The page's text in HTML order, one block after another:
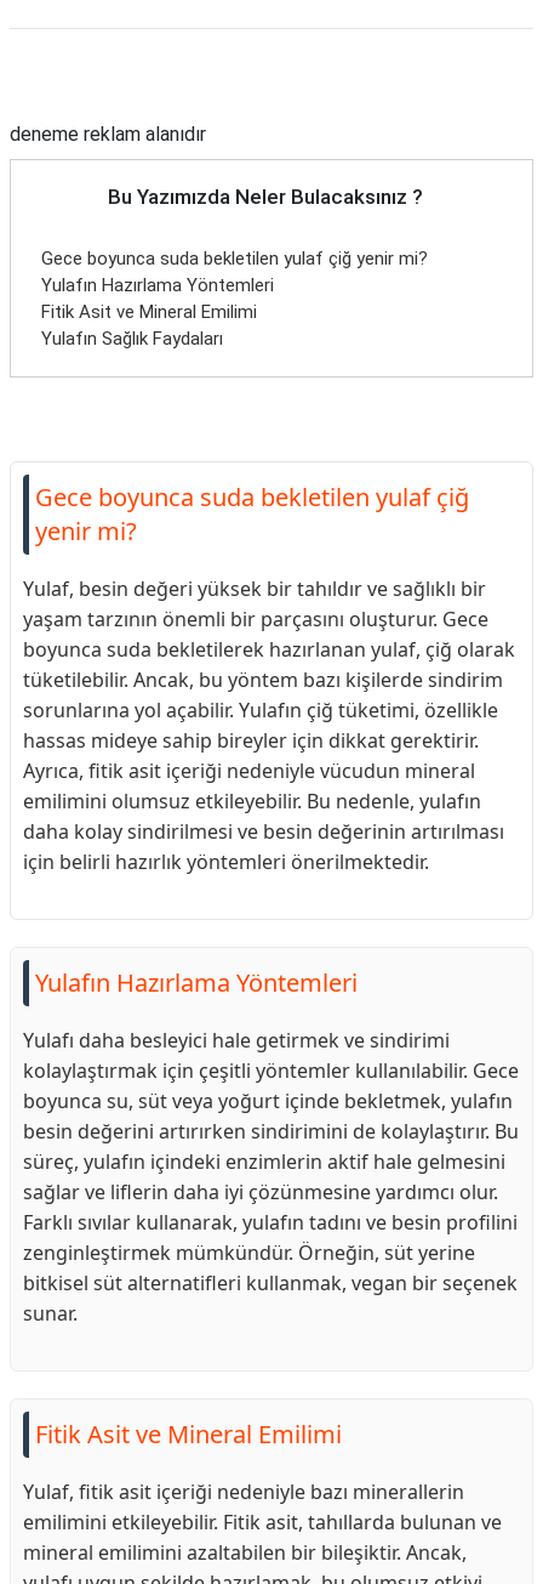
deneme reklam alanıdır
Bu Yazımızda Neler Bulacaksınız ?
Gece boyunca suda bekletilen yulaf çiğ yenir mi?
Yulafın Hazırlama Yöntemleri
Fitik Asit ve Mineral Emilimi
Yulafın Sağlık Faydaları
Gece boyunca suda bekletilen yulaf çiğ
yenir mi?
Yulaf, besin değeri yüksek bir tahıldır ve sağlıklı bir
yaşam tarzının önemli bir parçasını oluşturur. Gece
boyunca suda bekletilerek hazırlanan yulaf, çiğ olarak
tüketilebilir. Ancak, bu yöntem bazı kişilerde sindirim
sorunlarına yol açabilir. Yulafın çiğ tüketimi, özellikle
hassas mideye sahip bireyler için dikkat gerektirir.
Ayrıca, fitik asit içeriği nedeniyle vücudun mineral
emilimini olumsuz etkileyebilir. Bu nedenle, yulafın
daha kolay sindirilmesi ve besin değerinin artırılması
için belirli hazırlık yöntemleri önerilmektedir.
Yulafın Hazırlama Yöntemleri
Yulafı daha besleyici hale getirmek ve sindirimi
kolaylaştırmak için çeşitli yöntemler kullanılabilir. Gece
boyunca su, süt veya yoğurt içinde bekletmek, yulafın
besin değerini artırırken sindirimini de kolaylaştırır. Bu
süreç, yulafın içindeki enzimlerin aktif hale gelmesini
sağlar ve liflerin daha iyi çözünmesine yardımcı olur.
Farklı sıvılar kullanarak, yulafın tadını ve besin profilini
zenginleştirmek mümkündür. Örneğin, süt yerine
bitkisel süt alternatifleri kullanmak, vegan bir seçenek
sunar.
Fitik Asit ve Mineral Emilimi
Yulaf, fitik asit içeriği nedeniyle bazı minerallerin
emilimini etkileyebilir. Fitik asit, tahıllarda bulunan ve
mineral emilimini azaltabilen bir bileşiktir. Ancak,